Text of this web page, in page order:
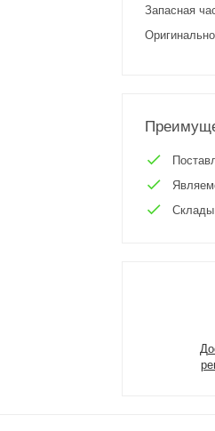
Запасная
Склады